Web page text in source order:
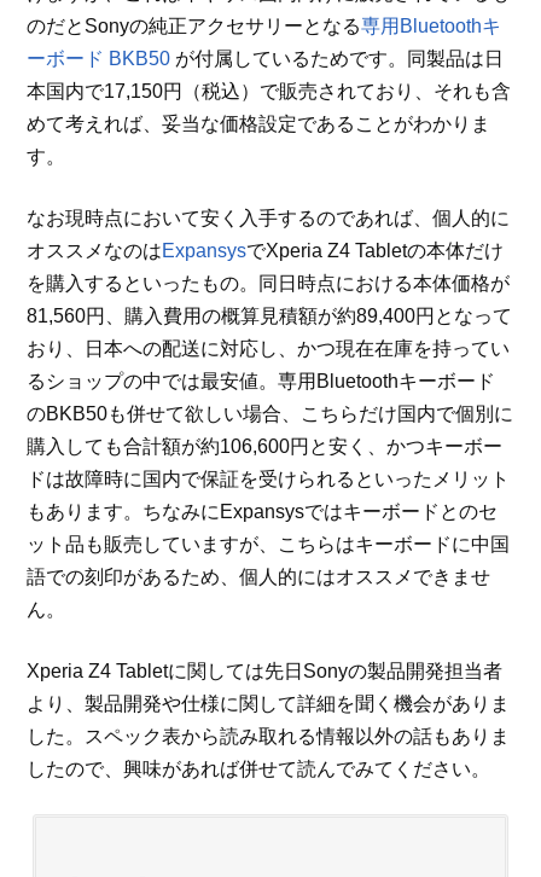
のだとSonyの純正アクセサリーとなる専用Bluetoothキ
ーボード BKB50 が付属しているためです。同製品は日
本国内で17,150円（税込）で販売されており、それも含
めて考えれば、妥当な価格設定であることがわかりま
す。
なお現時点において安く入手するのであれば、個人的に
オススメなのはExpansysでXperia Z4 Tabletの本体だけ
を購入するといったもの。同日時点における本体価格が
81,560円、購入費用の概算見積額が約89,400円となって
おり、日本への配送に対応し、かつ現在在庫を持ってい
るショップの中では最安値。専用Bluetoothキーボード
のBKB50も併せて欲しい場合、こちらだけ国内で個別に
購入しても合計額が約106,600円と安く、かつキーボー
ドは故障時に国内で保証を受けられるといったメリット
もあります。ちなみにExpansysではキーボードとのセ
ット品も販売していますが、こちらはキーボードに中国
語での刻印があるため、個人的にはオススメできませ
ん。
Xperia Z4 Tabletに関しては先日Sonyの製品開発担当者
より、製品開発や仕様に関して詳細を聞く機会がありま
した。スペック表から読み取れる情報以外の話もありま
したので、興味があれば併せて読んでみてください。